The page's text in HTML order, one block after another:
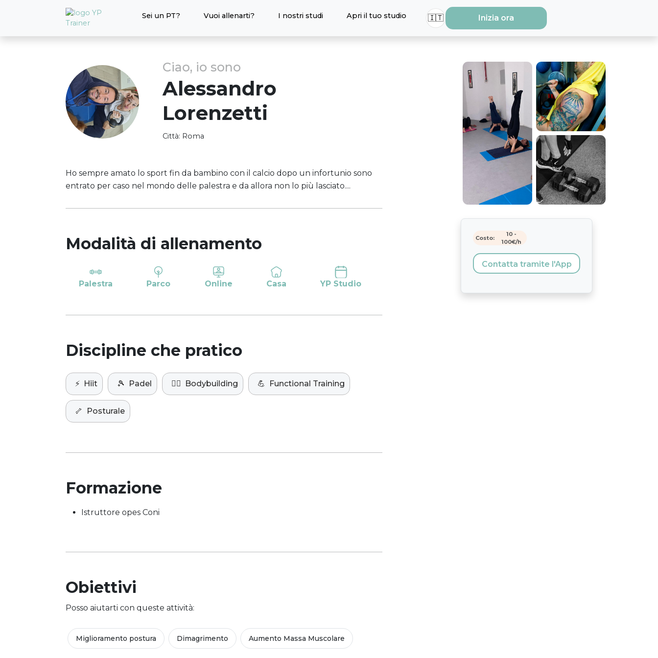
Sei un PT? Vuoi allenarti? I nostri studi Apri il tuo studio 🇮🇹 Inizia ora
Ciao, io sono
Alessandro
Lorenzetti
Città: Roma
Ho sempre amato lo sport fin da bambino con il calcio dopo un infortunio sono
entrato per caso nel mondo delle palestra e da allora non lo più lasciato....
Modalità di allenamento
Palestra Parco Online Casa YP Studio
Discipline che pratico
⚡️ Hiit 🎾 Padel 🏋️‍♀️ Bodybuilding 💪 Functional Training
🦴 Posturale
Formazione
Istruttore opes Coni
Obiettivi
Posso aiutarti con queste attività:
Miglioramento postura Dimagrimento Aumento Massa Muscolare
Costo:
10-
100€/h
Contatta tramite l'App